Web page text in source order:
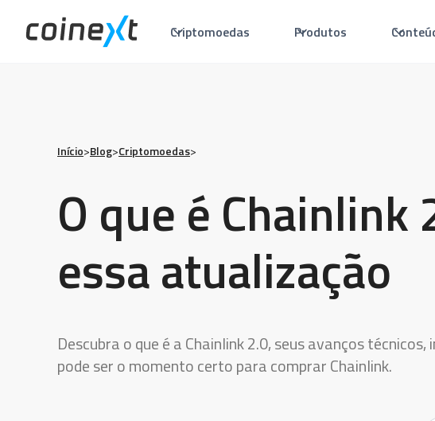
Criptomoedas Produtos
Início>Blog>Criptomoedas>
O que é Chainlink
essa atualização
Descubra o que é a Chainlink 2.0, seus avanços
pode ser o momento certo para comprar Chainlink.